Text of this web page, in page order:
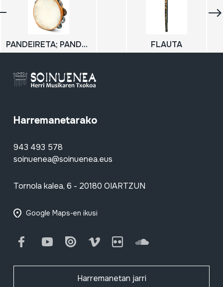
PANDEIRETA; PANDERO FLAUTA
Harremanetarako
943 493 578
soinuenea@soinuenea.eus
Tornola kalea, 6 - 20180 OIARTZUN
Google Maps-en ikusi
FacebookYoutube Issuu Vimeo Flickr SoundCloud
Harremanetan jarri